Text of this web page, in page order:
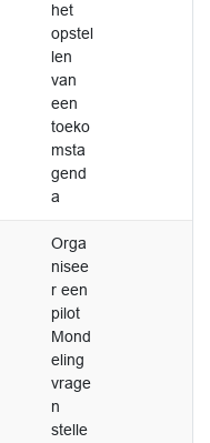
het
opstel
len
van
een
toeko
msta
gend
a
Orga
nisee
r een
pilot
Mond
eling
vrage
n
stelle